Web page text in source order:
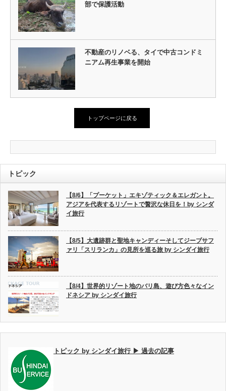
部で保護活動
不動産のリノベる、タイで中古コンドミ
ニアム再生事業を開始
トップページに戻る
トピック
【8/6】「プーケット」エキゾティック＆エレガント。
アジアを代表するリゾートで贅沢な休日を！by シンダ
イ旅行
【8/5】大遺跡群と聖地キャンディーそしてジープサフ
ァリ「スリランカ」の見所を巡る旅 by シンダイ旅行
【8/4】世界的リゾート地のバリ島、遊び方色々なイン
ドネシア by シンダイ旅行
トピック by シンダイ旅行 ▶ 過去の記事